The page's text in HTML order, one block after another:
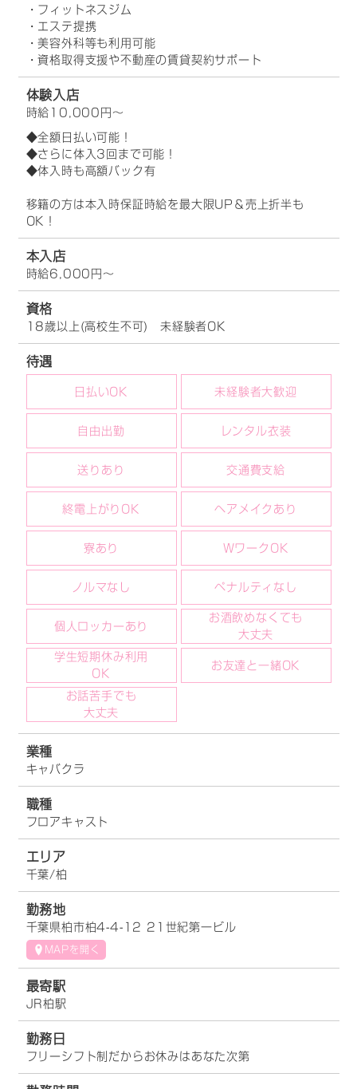
・フィットネスジム
・エステ提携
・美容外科等も利用可能
・資格取得支援や不動産の賃貸契約サポート
体験入店
時給10,000円～
◆全額日払い可能！
◆さらに体入3回まで可能！
◆体入時も高額バック有
移籍の方は本入時保証時給を最大限UP＆売上折半も
OK！
本入店
時給6,000円～
資格
18歳以上(高校生不可) 未経験者OK
待遇
日払いOK 未経験者大歓迎
自由出勤 レンタル衣装
送りあり 交通費支給
終電上がりOK ヘアメイクあり
寮あり WワークOK
ノルマなし ペナルティなし
個人ロッカーあり
お酒飲めなくても
大丈夫
学生短期休み利用
OK
お友達と一緒OK
お話苦手でも
大丈夫
業種
キャバクラ
職種
フロアキャスト
エリア
千葉/柏
勤務地
千葉県柏市柏4-4-12 21世紀第一ビル
MAPを開く
最寄駅
JR柏駅
勤務日
フリーシフト制だからお休みはあなた次第